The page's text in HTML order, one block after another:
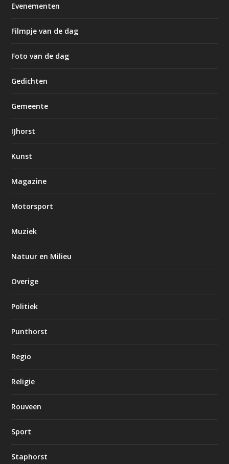
Evenementen
Filmpje van de dag
Foto van de dag
Gedichten
Gemeente
IJhorst
Kunst
Magazine
Motorsport
Muziek
Natuur en Milieu
Overige
Politiek
Punthorst
Regio
Religie
Rouveen
Sport
Staphorst